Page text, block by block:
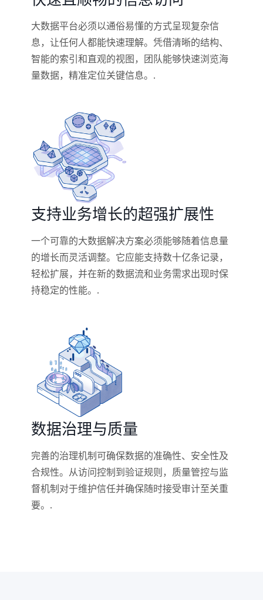
大数据平台必须以通俗易懂的方式呈现复杂信
息，让任何人都能快速理解。凭借清晰的结构、
智能的索引和直观的视图，团队能够快速浏览海
量数据，精准定位关键信息。.
支持业务增长的超强扩展性
一个可靠的大数据解决方案必须能够随着信息量
的增长而灵活调整。它应能支持数十亿条记录，
轻松扩展，并在新的数据流和业务需求出现时保
持稳定的性能。.
数据治理与质量
完善的治理机制可确保数据的准确性、安全性及
合规性。从访问控制到验证规则，质量管控与监
督机制对于维护信任并确保随时接受审计至关重
要。.